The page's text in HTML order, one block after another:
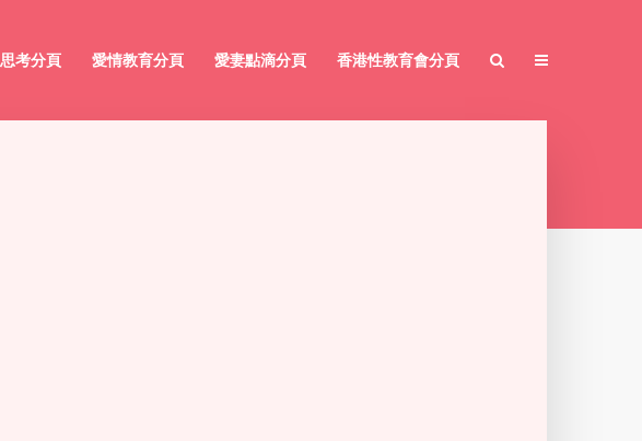
考分頁 愛情教育分頁 愛妻點滴分頁 香港性教育會分頁